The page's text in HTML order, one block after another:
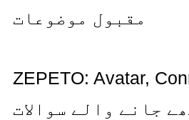
مقبول موضوعات
ZEPETO: Avatar,
جانے والے سوالات